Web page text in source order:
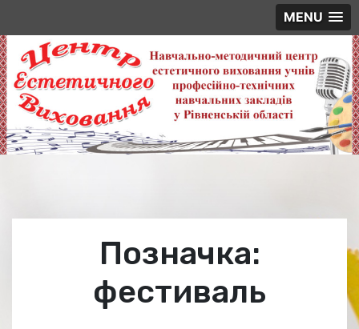
MENU
Skip
to
content
Позначка:
фестиваль